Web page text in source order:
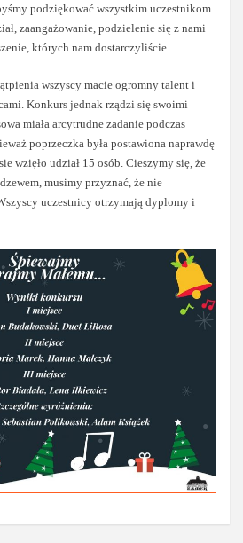
podziękować wszystkim uczestnikom
zaangażowanie, podzielenie się z nami
których nam dostarczyliście.
wszyscy macie ogromny talent i
Konkurs jednak rządzi się swoimi
miała arcytrudne zadanie podczas
poprzeczka była postawiona naprawdę
wzięło udział 15 osób. Cieszymy się, że
musimy przyznać, że nie
uczestnicy otrzymają dyplomy i